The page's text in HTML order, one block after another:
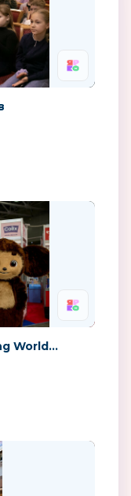
World...